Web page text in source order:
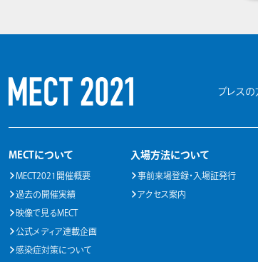
プレスの
MECTについて
MECT2021開催概要
過去の開催実績
映像で見るMECT
公式メディア連載企画
感染症対策について
入場方法について
事前来場登録・入場証発行
アクセス案内